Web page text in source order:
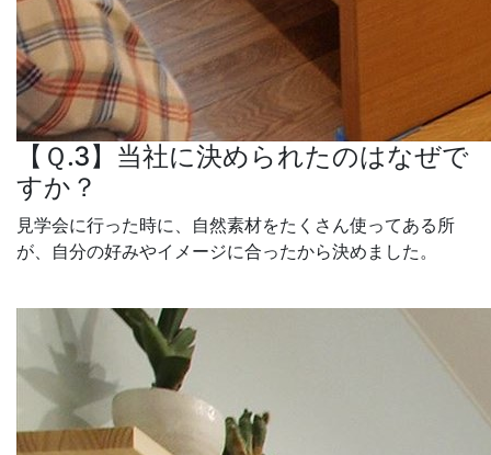
【Ｑ.3】当社に決められたのはなぜで
すか？
見学会に行った時に、自然素材をたくさん使ってある所
が、自分の好みやイメージに合ったから決めました。